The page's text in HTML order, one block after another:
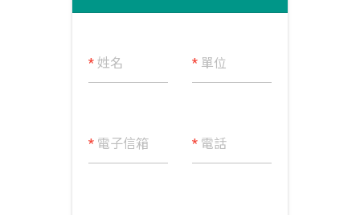
*姓名 * 單位
*電子信箱 * 電話